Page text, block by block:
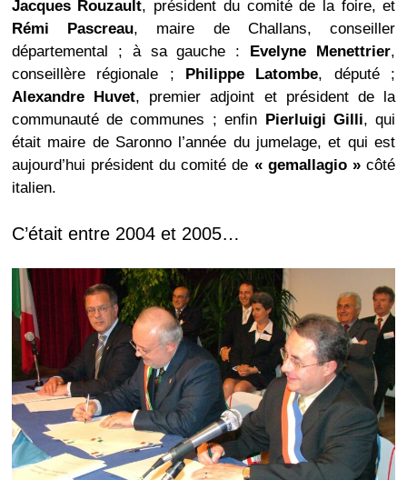
Jacques Rouzault, président du comité de la foire, et
Rémi Pascreau, maire de Challans, conseiller
départemental ; à sa gauche : Evelyne Menettrier,
conseillère régionale ; Philippe Latombe, député ;
Alexandre Huvet, premier adjoint et président de la
communauté de communes ; enfin Pierluigi Gilli, qui
était maire de Saronno l’année du jumelage, et qui est
aujourd’hui président du comité de « gemallagio » côté
italien.
C’était entre 2004 et 2005…